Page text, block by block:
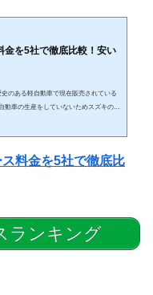
金を5社で徹底比較！安い
のある軽自動車で現在販売されている
車の生産をしていないためスズキの軽
、嬉しいのが車両価格が国産乗用車の
料金を5社で徹底比
ランキング